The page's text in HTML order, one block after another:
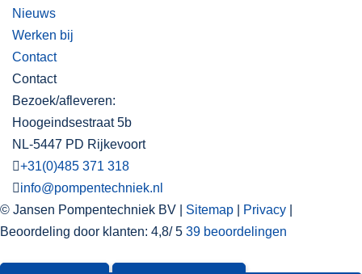
Nieuws
Werken bij
Contact
Contact
Bezoek/afleveren:
Hoogeindsestraat 5b
NL-5447 PD Rijkevoort
+31(0)485 371 318
info@pompentechniek.nl
© Jansen Pompentechniek BV | Sitemap Privacy
Beoordeling door klanten: 4,8/5 39 beoordelingen